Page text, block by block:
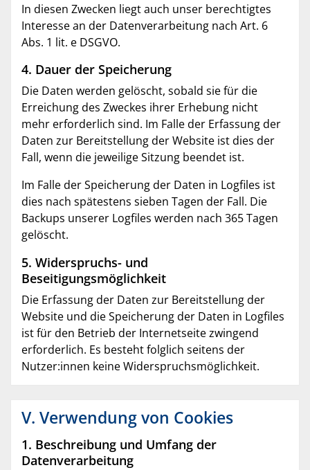
In diesen Zwecken liegt auch unser berechtigtes
Interesse an der Datenverarbeitung nach Art. 6
Abs. 1 lit. e DSGVO.
4. Dauer der Speicherung
Die Daten werden gelöscht, sobald sie für die
Erreichung des Zweckes ihrer Erhebung nicht
mehr erforderlich sind. Im Falle der Erfassung der
Daten zur Bereitstellung der Website ist dies der
Fall, wenn die jeweilige Sitzung beendet ist.
Im Falle der Speicherung der Daten in Logfiles ist
dies nach spätestens sieben Tagen der Fall. Die
Backups unserer Logfiles werden nach 365 Tagen
gelöscht.
5. Widerspruchs- und
Beseitigungsmöglichkeit
Die Erfassung der Daten zur Bereitstellung der
Website und die Speicherung der Daten in Logfiles
ist für den Betrieb der Internetseite zwingend
erforderlich. Es besteht folglich seitens der
Nutzer:innen keine Widerspruchsmöglichkeit.
V. Verwendung von Cookies
1. Beschreibung und Umfang der
Datenverarbeitung